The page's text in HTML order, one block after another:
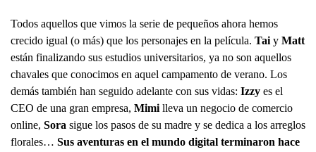
Todos aquellos que vimos la serie de pequeños ahora hemos
crecido igual (o más) que los personajes en la película. Tai y Matt
están finalizando sus estudios universitarios, ya no son aquellos
chavales que conocimos en aquel campamento de verano. Los
demás también han seguido adelante con sus vidas: Izzy es el
CEO de una gran empresa, Mimi lleva un negocio de comercio
online, Sora sigue los pasos de su madre y se dedica a los arreglos
florales… Sus aventuras en el mundo digital terminaron hace